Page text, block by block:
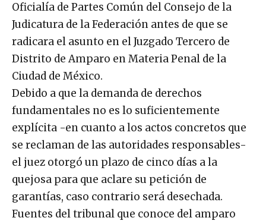
Oficialía de Partes Común del Consejo de la
Judicatura de la Federación antes de que se
radicara el asunto en el Juzgado Tercero de
Distrito de Amparo en Materia Penal de la
Ciudad de México.
Debido a que la demanda de derechos
fundamentales no es lo suficientemente
explícita -en cuanto a los actos concretos que
se reclaman de las autoridades responsables-
el juez otorgó un plazo de cinco días a la
quejosa para que aclare su petición de
garantías, caso contrario será desechada.
Fuentes del tribunal que conoce del amparo